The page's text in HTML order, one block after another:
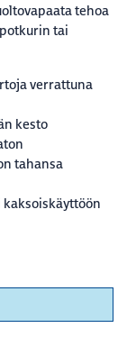
tehoa
tai
verrattuna
kesto
tahansa